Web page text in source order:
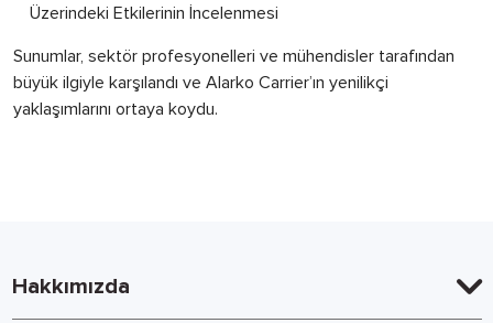
Üzerindeki Etkilerinin İncelenmesi
Sunumlar, sektör profesyonelleri ve mühendisler tarafından
büyük ilgiyle karşılandı ve Alarko Carrier’ın yenilikçi
yaklaşımlarını ortaya koydu.
Hakkımızda